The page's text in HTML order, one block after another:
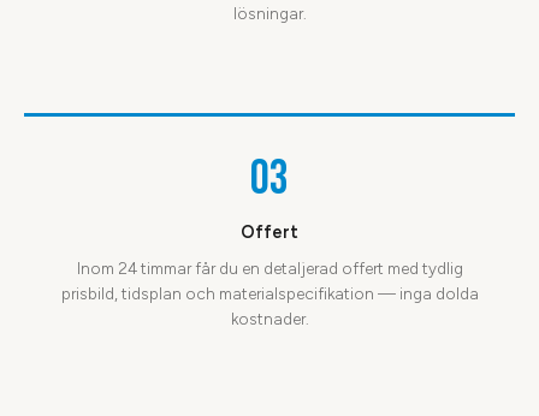
lösningar.
03
Offert
Inom 24 timmar får du en detaljerad offert med tydlig
prisbild, tidsplan och materialspecifikation — inga dolda
kostnader.